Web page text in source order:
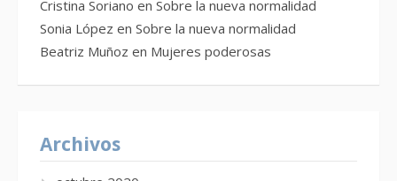
Cristina Soriano en Sobre la nueva normalidad
Sonia López en Sobre la nueva normalidad
Beatriz Muñoz en Mujeres poderosas
Archivos